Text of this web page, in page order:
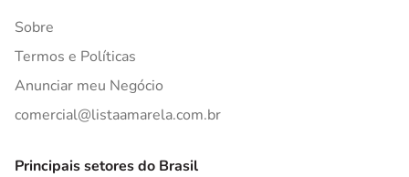
Sobre
Termos e Políticas
Anunciar meu Negócio
comercial@listaamarela.com.br
Principais setores do Brasil